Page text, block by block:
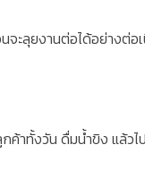
ะลุยงานต่อได้อย่างต่
ค้าทั้งวัน ดื่มน้ำขิง แล้ว